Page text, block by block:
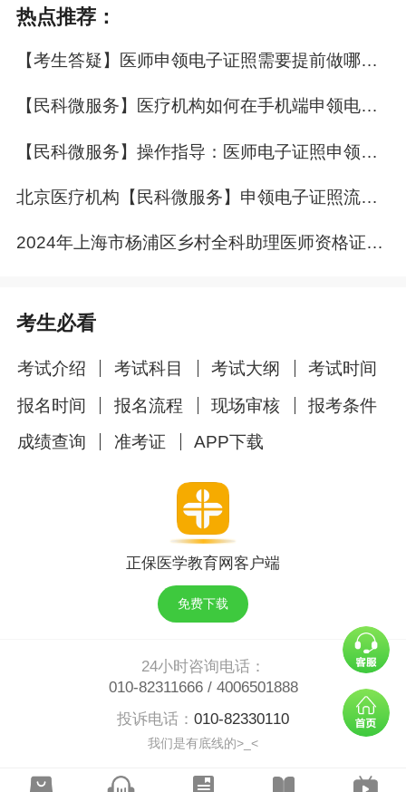
热点推荐：
​【考生答疑】医师申领电子证照需要提前做哪些准备？
【民科微服务】医疗机构如何在手机端申领电子证照？
【民科微服务】操作指导：医师电子证照申领操作步骤
北京医疗机构【民科微服务】申领电子证照流程指导
2024年上海市杨浦区乡村全科助理医师资格证书发放暨集体注册工作通知
考生必看
考试介绍 考试科目 考试大纲
考试时间
报名时间
报名流程 现场审核
报考条件
成绩查询
准考证 APP下载
正保医学教育网客户端
免费下载
24小时咨询电话：
010-82311666/ 4006501888
投诉电话： 010-82330110
我们是有底线的>_<